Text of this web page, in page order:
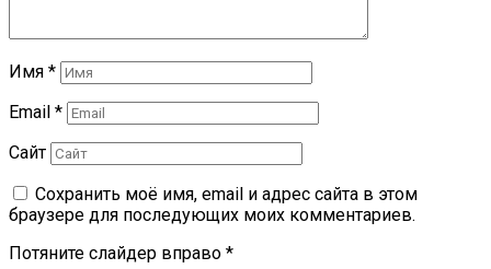
Имя *
Email *
Сайт
Сохранить моё имя, email и адрес сайта в этом
браузере для последующих моих комментариев.
Потяните слайдер вправо *